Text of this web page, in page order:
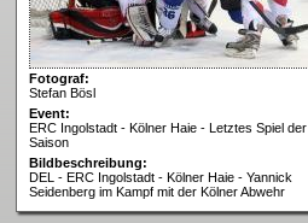
Fotograf:
Stefan Bösl
Event:
ERC Ingolstadt - Kölner Haie - Letztes Spiel der
Saison
Bildbeschreibung:
DEL - ERC Ingolstadt - Kölner Haie - Yannick
Seidenberg im Kampf mit der Kölner Abwehr